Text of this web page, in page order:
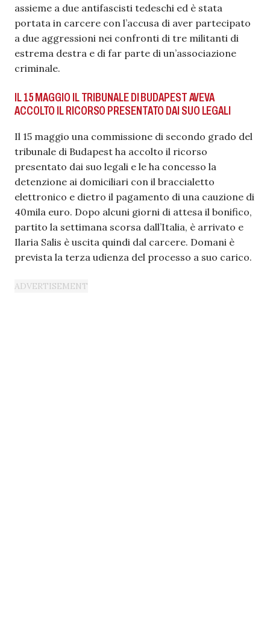
assieme a due antifascisti tedeschi ed è stata
portata in carcere con l’accusa di aver partecipato
a due aggressioni nei confronti di tre militanti di
estrema destra e di far parte di un’associazione
criminale.
IL 15 MAGGIO IL TRIBUNALE DI BUDAPEST AVEVA
ACCOLTO IL RICORSO PRESENTATO DAI SUO LEGALI
Il 15 maggio una commissione di secondo grado del
tribunale di Budapest ha accolto il ricorso
presentato dai suo legali e le ha concesso la
detenzione ai domiciliari con il braccialetto
elettronico e dietro il pagamento di una cauzione di
40mila euro. Dopo alcuni giorni di attesa il bonifico,
partito la settimana scorsa dall’Italia, è arrivato e
Ilaria Salis è uscita quindi dal carcere. Domani è
prevista la terza udienza del processo a suo carico.